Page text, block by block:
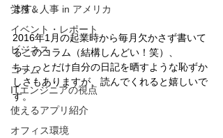
労務＆人事 in アメリカ
イベント・レポート
ビジネス
コラム
ITエンジニアの視点
使えるアプリ紹介
オフィス環境
ます。
2016年1月の起業時から毎月欠かさず書いて
るこのコラム（結構しんどい！笑）、
ちょっとだけ自分の日記を晒すような恥ずか
しさもありますが、読んでくれると嬉しいで
す。